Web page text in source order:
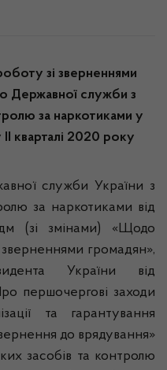
зі зверненнями
Державної служби з
за наркотиками у
кварталі 2020 року
служби України з
за наркотиками від
(зі змінами) «Щодо
зверненнями громадян»,
України від
першочергові заходи
та гарантування
до врядування»
засобів та контролю